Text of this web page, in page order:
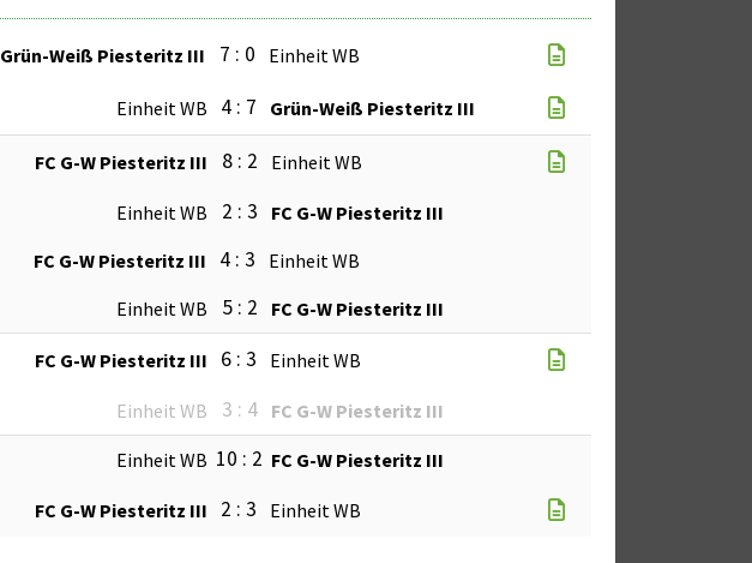
Grün-Weiß Piesteritz III 7 : 0 Einheit WB
Einheit WB 4 : 7 Grün-Weiß Piesteritz III
FC G-W Piesteritz III 8 : 2 Einheit WB
Einheit WB 2 : 3
FC G-W Piesteritz III
FC G-W Piesteritz III 4 : 3
Einheit WB
Einheit WB 5 : 2 FC G-W Piesteritz III
FC G-W Piesteritz III 6 : 3 Einheit WB
Einheit WB 3 : 4 FC G-W Piesteritz III
Einheit WB 10 : 2 FC G-W Piesteritz III
FC G-W Piesteritz III 2 : 3 Einheit WB